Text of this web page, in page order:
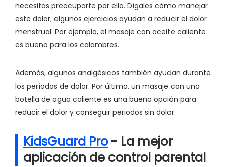
necesitas preocuparte por ello. Dígales cómo manejar
este dolor; algunos ejercicios ayudan a reducir el dolor
menstrual. Por ejemplo, el masaje con aceite caliente
es bueno para los calambres.
Además, algunos analgésicos también ayudan durante
los períodos de dolor. Por último, un masaje con una
botella de agua caliente es una buena opción para
reducir el dolor y conseguir periodos sin dolor.
KidsGuard Pro- La mejor
aplicación de control parental